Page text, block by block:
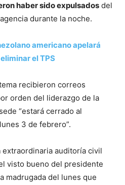
haber sido expulsados del
durante la noche.
americano apelará
el TPS
recibieron correos
orden del liderazgo de la
“estará cerrado al
3 de febrero”.
extraordinaria auditoría civil
visto bueno del presidente
madrugada del lunes que